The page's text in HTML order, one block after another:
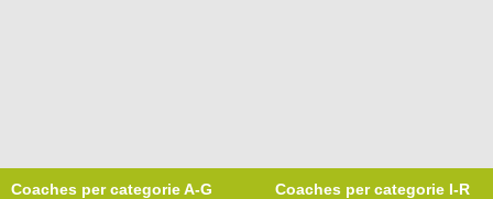
Coaches per categorie A-G Coaches per categorie I-R